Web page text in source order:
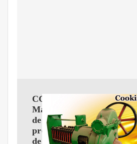
CGOLDENWALL
Máquina
de
prensa
de